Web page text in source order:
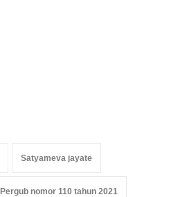
Satyameva jayate
Pergub nomor 110 tahun 2021